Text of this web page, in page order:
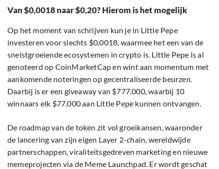
Van $0,0018 naar $0,20? Hierom is het mogelijk
Op het moment van schrijven kun je in Little Pepe
investeren voor slechts $0,0018, waarmee het een van de
snelstgroeiende ecosystemen in crypto is. Little Pepe is al
genoteerd op CoinMarketCap en wint aan momentum met
aankomende noteringen op gecentraliseerde beurzen.
Daarbij is er een giveaway van $777.000, waarbij 10
winnaars elk $77.000 aan Little Pepe kunnen ontvangen.
De roadmap van de token zit vol groeikansen, waaronder
de lancering van zijn eigen Layer 2-chain, wereldwijde
partnerschappen, viraliteitsgedreven marketing en nieuwe
memeprojecten via de Meme Launchpad. Er wordt geschat